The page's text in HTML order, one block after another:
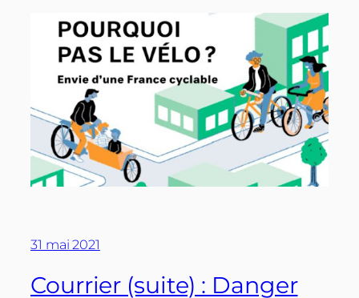
31 mai 2021
Courrier (suite) : Danger